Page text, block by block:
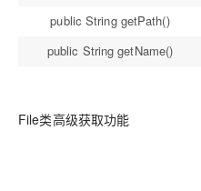
public String getPath()
public String getName()
File类高级获取功能